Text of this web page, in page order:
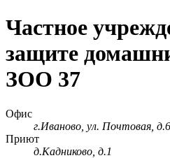
Частное
защите
ЗОО 37
Офис
г.Иваново, ул. Почтовая,
Приют
д.Кадниково, д.1